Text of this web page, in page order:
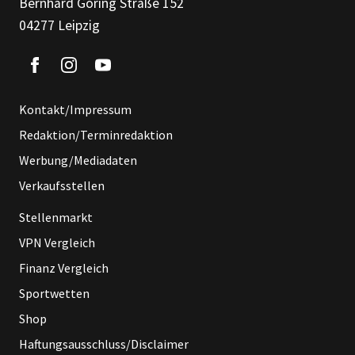
04277 Leipzig
Kontakt/Impressum
Redaktion/Terminredaktion
Werbung/Mediadaten
Verkaufsstellen
Stellenmarkt
VPN Vergleich
Finanz Vergleich
Sportwetten
Shop
Haftungsausschluss/Disclaimer